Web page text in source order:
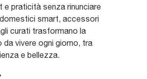
praticità senza rinunciare
smart, accessori
curati trasformano la
da vivere ogni giorno, tra
e bellezza.